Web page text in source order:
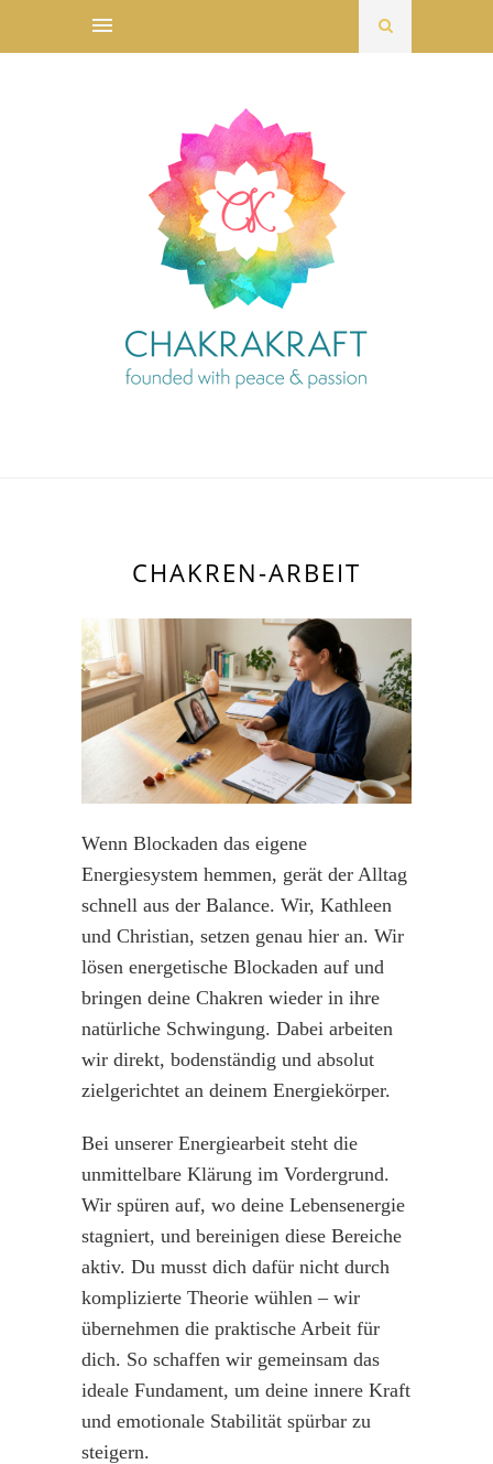
CHAKREN-ARBEIT
Wenn Blockaden das eigene
Energiesystem hemmen, gerät der Alltag
schnell aus der Balance. Wir, Kathleen
und Christian, setzen genau hier an. Wir
lösen energetische Blockaden auf und
bringen deine Chakren wieder in ihre
natürliche Schwingung. Dabei arbeiten
wir direkt, bodenständig und absolut
zielgerichtet an deinem Energiekörper.
Bei unserer Energiearbeit steht die
unmittelbare Klärung im Vordergrund.
Wir spüren auf, wo deine Lebensenergie
stagniert, und bereinigen diese Bereiche
aktiv. Du musst dich dafür nicht durch
komplizierte Theorie wühlen – wir
übernehmen die praktische Arbeit für
dich. So schaffen wir gemeinsam das
ideale Fundament, um deine innere Kraft
und emotionale Stabilität spürbar zu
steigern.